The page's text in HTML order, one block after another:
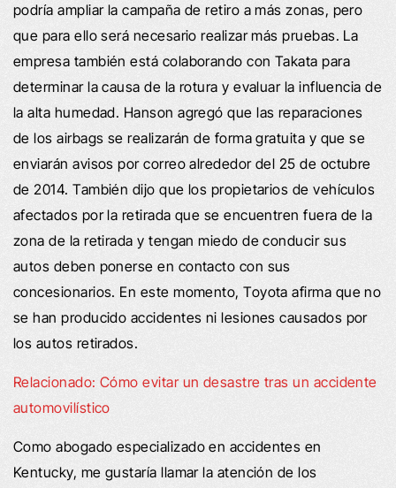
podría ampliar la campaña de retiro a más zonas, pero
que para ello será necesario realizar más pruebas. La
empresa también está colaborando con Takata para
determinar la causa de la rotura y evaluar la influencia de
la alta humedad. Hanson agregó que las reparaciones
de los airbags se realizarán de forma gratuita y que se
enviarán avisos por correo alrededor del 25 de octubre
de 2014. También dijo que los propietarios de vehículos
afectados por la retirada que se encuentren fuera de la
zona de la retirada y tengan miedo de conducir sus
autos deben ponerse en contacto con sus
concesionarios. En este momento, Toyota afirma que no
se han producido accidentes ni lesiones causados por
los autos retirados.
Relacionado: Cómo evitar un desastre tras un accidente
automovilístico
Como abogado especializado en accidentes en
Kentucky, me gustaría llamar la atención de los